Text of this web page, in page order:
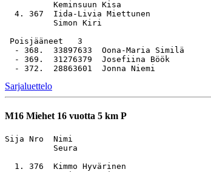
          Keminsuun Kisa
4. 367  Iida-Livia Miettunen
          Simon Kiri
Poisjääneet   3
- 368.  33897633  Oona-Maria Similä
- 369.  31276379  Josefiina Böök
Sarjaluettelo
M16 Miehet 16 vuotta 5 km P
Sija Nro  Nimi
          Seura
1. 376  Kimmo Hyvärinen